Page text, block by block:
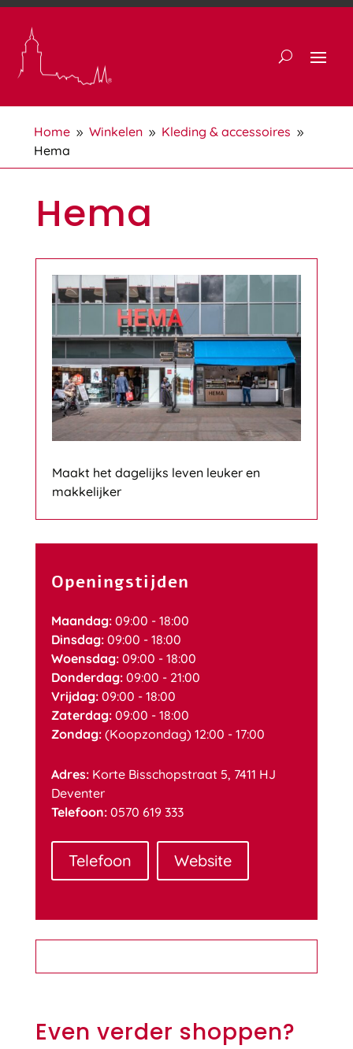
Home 9 Winkelen 9 Kleding & accessoires 9
Hema
Hema
Maakt het dagelijks leven leuker en
makkelijker
Openingstijden
Maandag:09:00 - 18:00
Dinsdag:09:00 - 18:00
Woensdag:09:00 - 18:00
Donderdag:09:00 - 21:00
Vrijdag:09:00 - 18:00
Zaterdag:09:00 - 18:00
Zondag:(Koopzondag) 12:00 - 17:00
Adres:Korte Bisschopstraat 5, 7411 HJ
Deventer
Telefoon:0570 619 333
Telefoon Website
Even verder shoppen?